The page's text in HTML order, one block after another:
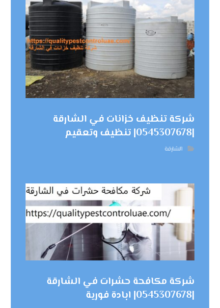
شركة تنظيف خزانات في الشارقة
|0545307678| تنظيف وتعقيم
الشارقة
شركة مكافحة حشرات في الشارقة
|0545307678| ابادة فورية